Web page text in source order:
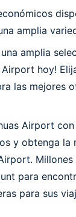
amplia
amplia
hoy!
las mejores
Airport
y obtenga la
para
para sus